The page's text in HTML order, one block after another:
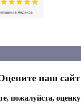
наш сайт
пожалуйста, оценку